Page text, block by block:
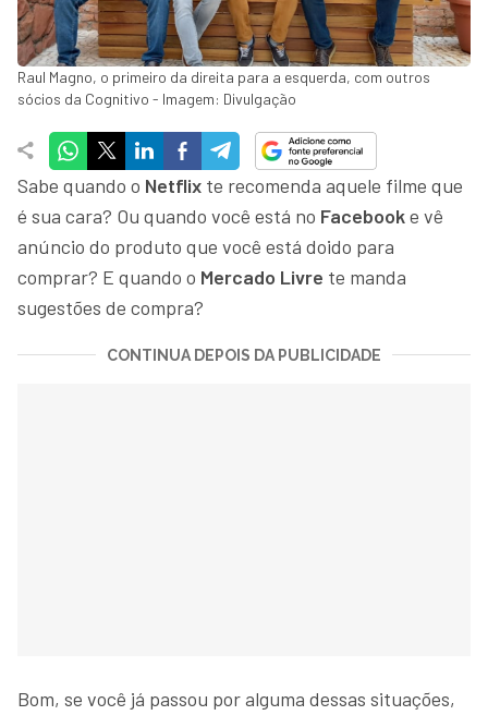
Raul Magno, o primeiro da direita para a esquerda, com outros
sócios da Cognitivo - Imagem: Divulgação
Sabe quando o Netflix te recomenda aquele filme que
é sua cara? Ou quando você está no Facebooke vê
anúncio do produto que você está doido para
comprar? E quando o Mercado Livre te manda
sugestões de compra?
CONTINUA DEPOIS DA PUBLICIDADE
Bom, se você já passou por alguma dessas situações,